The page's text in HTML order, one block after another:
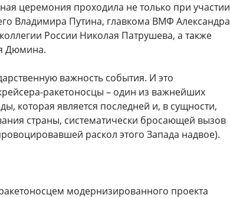
церемония проходила не только при участии
Владимира Путина, главкома ВМФ Александра
России Николая Патрушева, а также
Дюмина.
важность события. И это
ракетоносцы – один из важнейших
которая является последней и, в сущности,
страны, систематически бросающей вызов
раскол этого Запада надвое).
модернизированного проекта